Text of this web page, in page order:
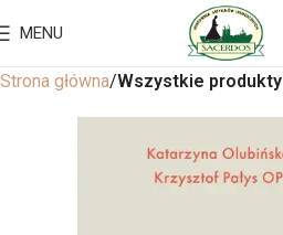
MENU
Strona główna Wszystkie produkty